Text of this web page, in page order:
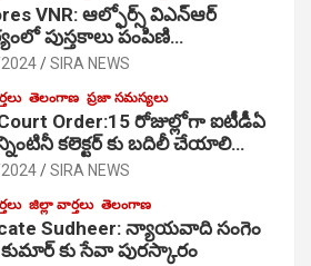
VNR: ఆల్ఫోర్స్ విఎన్ఆర్
పుస్తకాలు పంపిణి…
SIRA NEWS
తెలంగాణ ప్రజా సమస్యలు
Order:15 రోజుల్లోగా ఐటీడీఏ
కలెక్టర్ కు బదిలీ చేయాలి…
SIRA NEWS
జిల్లా వార్తలు తెలంగాణ
Sudheer: న్యాయవాది సంగెం
కుమార్ కు సేవా పురస్కారం